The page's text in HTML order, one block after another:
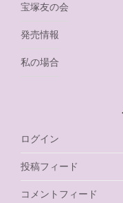
宝塚友の会
発売情報
私の場合
ログイン
投稿フィード
コメントフィード